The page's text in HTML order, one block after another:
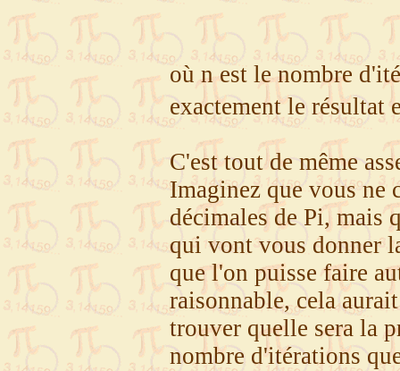
où n est le nombre
exactement le
C'est tout de même
Imaginez que vous ne
décimales de Pi, mais
qui vont vous donner
que l'on puisse faire
raisonnable, cela
trouver quelle sera la
nombre d'itérations